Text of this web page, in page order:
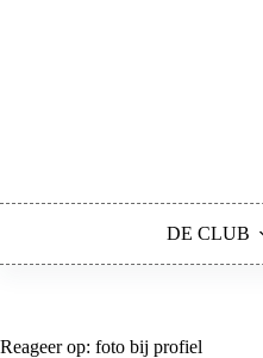
DE CLUB
Reageer op: foto bij profiel